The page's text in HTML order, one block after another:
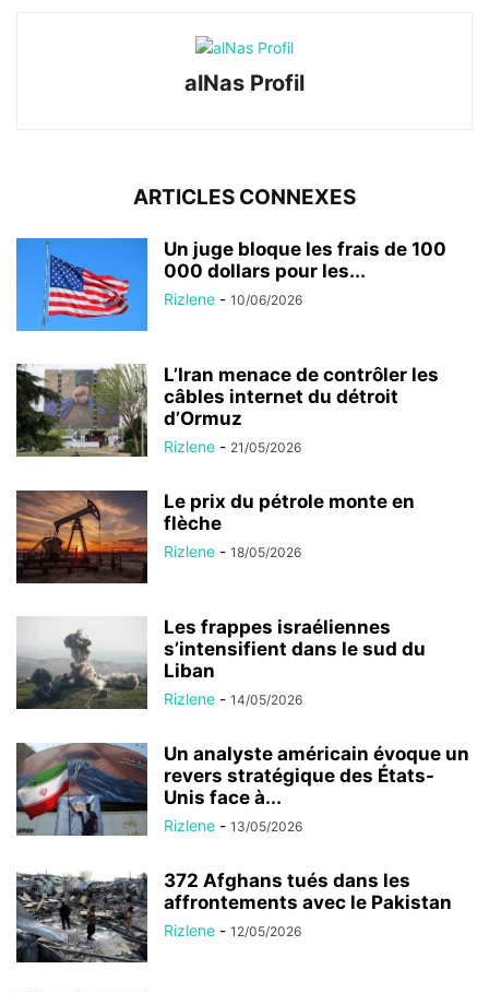
alNas Profil
ARTICLES CONNEXES
Un juge bloque les frais de 100
000 dollars pour les...
Rizlene - 10/06/2026
L’Iran menace de contrôler les
câbles internet du détroit
d’Ormuz
Rizlene - 21/05/2026
Le prix du pétrole monte en
flèche
Rizlene - 18/05/2026
Les frappes israéliennes
s’intensifient dans le sud du
Liban
Rizlene - 14/05/2026
Un analyste américain évoque un
revers stratégique des États-
Unis face à...
Rizlene - 13/05/2026
372 Afghans tués dans les
affrontements avec le Pakistan
Rizlene - 12/05/2026